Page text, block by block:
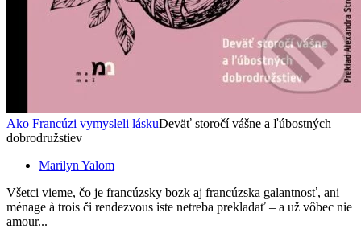
Ako Francúzi vymysleli láskuDeväť storočí vášne a ľúbostných
dobrodružstiev
Marilyn Yalom
Všetci vieme, čo je francúzsky bozk aj francúzska galantnosť, ani
ménage à trois či rendezvous iste netreba prekladať – a už vôbec nie
amour...